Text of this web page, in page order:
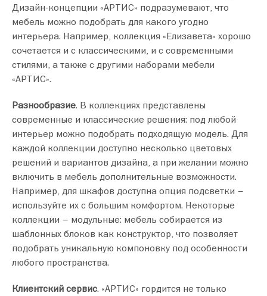
Дизайн-концепции «АРТИС» подразумевают, что
мебель можно подобрать для какого угодно
интерьера. Например, коллекция «Елизавета» хорошо
сочетается и с классическими, и с современными
стилями, а также с другими наборами мебели
«АРТИС».
Разнообразие. В коллекциях представлены
современные и классические решения: под любой
интерьер можно подобрать подходящую модель. Для
каждой коллекции доступно несколько цветовых
решений и вариантов дизайна, а при желании можно
включить в мебель дополнительные возможности.
Например, для шкафов доступна опция подсветки –
используйте их с большим комфортом. Некоторые
коллекции – модульные: мебель собирается из
шаблонных блоков как конструктор, что позволяет
подобрать уникальную компоновку под особенности
любого пространства.
Клиентский сервис. «АРТИС» гордится не только